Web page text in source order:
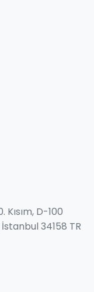
D-100
34158 TR